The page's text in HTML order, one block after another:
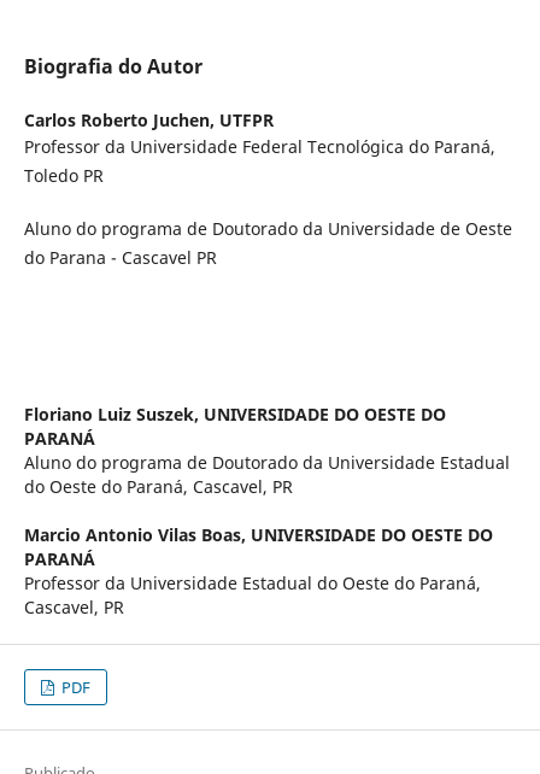
Biografia do Autor
Carlos Roberto Juchen, UTFPR
Professor da Universidade Federal Tecnológica do Paraná,
Toledo PR
Aluno do programa de Doutorado da Universidade de Oeste
do Parana - Cascavel PR
Floriano Luiz Suszek, UNIVERSIDADE DO OESTE DO
PARANÁ
Aluno do programa de Doutorado da Universidade Estadual
do Oeste do Paraná, Cascavel, PR
Marcio Antonio Vilas Boas, UNIVERSIDADE DO OESTE DO
PARANÁ
Professor da Universidade Estadual do Oeste do Paraná,
Cascavel, PR
PDF